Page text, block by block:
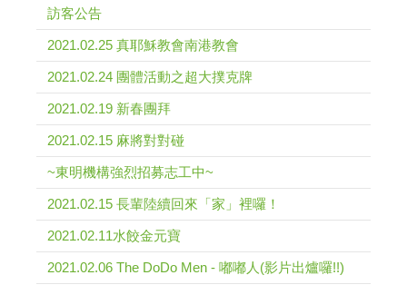
訪客公告
2021.02.25 真耶穌教會南港教會
2021.02.24 團體活動之超大撲克牌
2021.02.19 新春團拜
2021.02.15 麻將對對碰
~東明機構強烈招募志工中~
2021.02.15 長輩陸續回來「家」裡囉！
2021.02.11水餃金元寶
2021.02.06 The DoDo Men - 嘟嘟人(影片出爐囉!!)